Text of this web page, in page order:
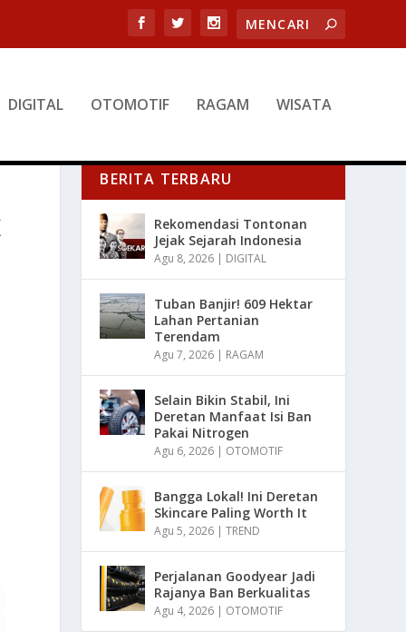
DIGITAL OTOMOTIF RAGAM WISATA
BERITA TERBARU
Rekomendasi Tontonan
Jejak Sejarah Indonesia
Agu 8, 2026 | DIGITAL
Tuban Banjir! 609 Hektar
Lahan Pertanian
Terendam
Agu 7, 2026 | RAGAM
Selain Bikin Stabil, Ini
Deretan Manfaat Isi Ban
Pakai Nitrogen
Agu 6, 2026 | OTOMOTIF
Bangga Lokal! Ini Deretan
Skincare Paling Worth It
Agu 5, 2026 |TREND
Perjalanan Goodyear Jadi
Rajanya Ban Berkualitas
Agu 4, 2026 | OTOMOTIF